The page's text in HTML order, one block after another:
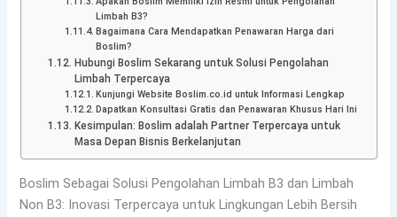
Limbah B3?
Bagaimana Cara Mendapatkan Penawaran Harga dari
Boslim?
Hubungi Boslim Sekarang untuk Solusi Pengolahan
Limbah Terpercaya
Kunjungi Website Boslim.co.id untuk Informasi Lengkap
Dapatkan Konsultasi Gratis dan Penawaran Khusus Hari Ini
Kesimpulan: Boslim adalah Partner Terpercaya untuk
Masa Depan Bisnis Berkelanjutan
Boslim Sebagai Solusi Pengolahan Limbah B3 dan Limbah
Non B3: Inovasi Terpercaya untuk Lingkungan Lebih Bersih